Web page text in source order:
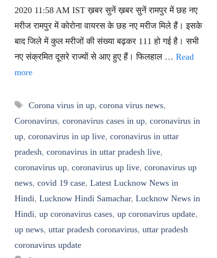
2020 11:58 AM IST ख़बर सुनें ख़बर सुनें रामपुर में छह नए
मरीज रामपुर में कोरोना वायरस के छह नए मरीज मिले हैं। इसके
बाद जिले में कुल मरीजों की संख्या बढ़कर 111 हो गई है। सभी
नए संक्रमित दूसरे राज्यों से आए हुए हैं। फिलहाल … Read
more
Tags
Corona virus in up, corona virus news,
Coronavirus, coronavirus cases in up, coronavirus in
up, coronavirus in up live, coronavirus in uttar
pradesh, coronavirus in uttar pradesh live,
coronavirus up, coronavirus up live, coronavirus up
news, covid 19 case, Latest Lucknow News in
Hindi, Lucknow Hindi Samachar, Lucknow News in
Hindi, up coronavirus cases, up coronavirus update,
up news, uttar pradesh coronavirus, uttar pradesh
coronavirus update